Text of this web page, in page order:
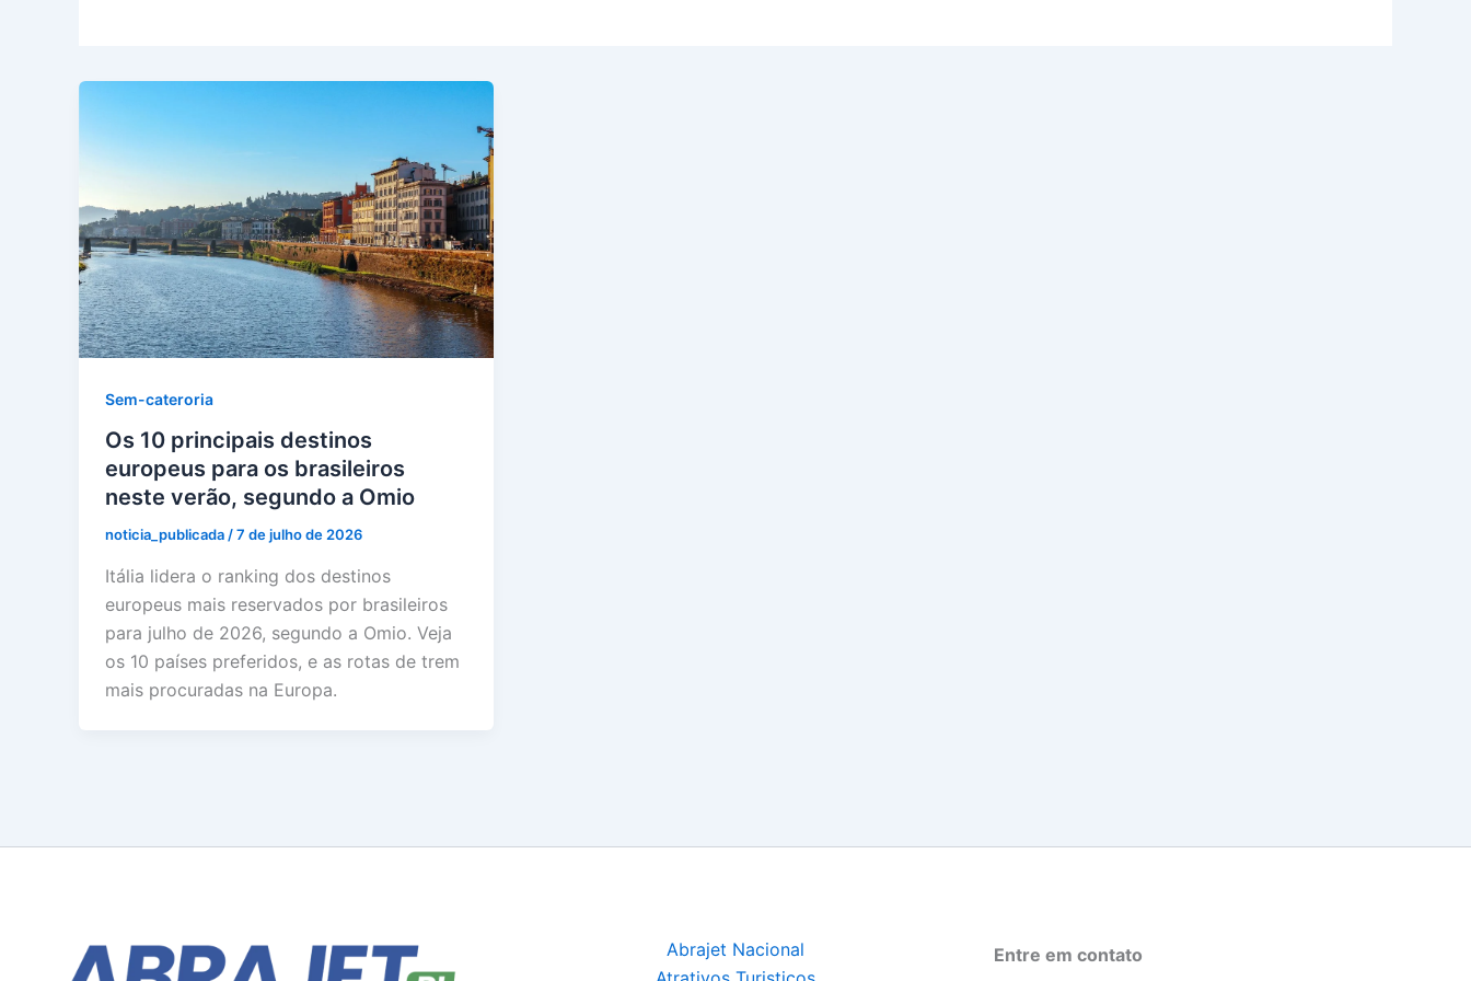
Sem-cateroria
Os 10 principais destinos
europeus para os brasileiros
neste verão, segundo a Omio
noticia_publicada/7 de julho de 2026
Itália lidera o ranking dos destinos
europeus mais reservados por brasileiros
para julho de 2026, segundo a Omio. Veja
os 10 países preferidos, e as rotas de trem
mais procuradas na Europa.
Abrajet Nacional
Entre em contato